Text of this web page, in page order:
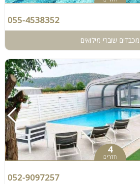
055-4538352
מכבדים שוברי מילואים
4
חדרים
052-9097257